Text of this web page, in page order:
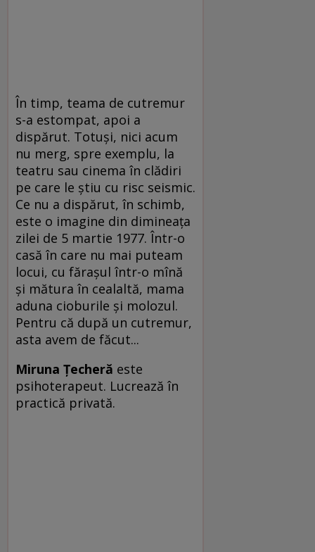
În timp, teama de cutremur
s-a estompat, apoi a
dispărut. Totuşi, nici acum
nu merg, spre exemplu, la
teatru sau cinema în clădiri
pe care le ştiu cu risc seismic.
Ce nu a dispărut, în schimb,
este o imagine din dimineaţa
zilei de 5 martie 1977. Într-o
casă în care nu mai puteam
locui, cu făraşul într-o mînă
şi mătura în cealaltă, mama
aduna cioburile şi molozul.
Pentru că după un cutremur,
asta avem de făcut...
Miruna Ţecheră este
psihoterapeut. Lucrează în
practică privată.